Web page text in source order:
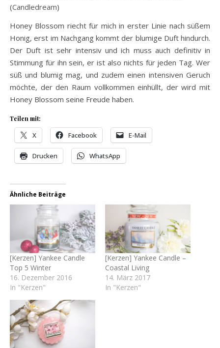
(Candledream)
Honey Blossom riecht für mich in erster Linie nach süßem
Honig, erst im Nachgang kommt der blumige Duft hindurch.
Der Duft ist sehr intensiv und ich muss auch definitiv in
Stimmung für ihn sein, er ist also nichts für jeden Tag. Wer
süß und blumig mag, und zudem einen intensiven Geruch
möchte, der den Raum vollkommen einhüllt, der wird mit
Honey Blossom seine Freude haben.
Teilen mit:
X Facebook E-Mail
Drucken WhatsApp
Ähnliche Beiträge
[Kerzen] Yankee Candle
Top 5 Winter
16. Dezember 2016
In "Kerzen"
[Kerzen] Yankee Candle –
Coastal Living
14. März 2017
In "Kerzen"